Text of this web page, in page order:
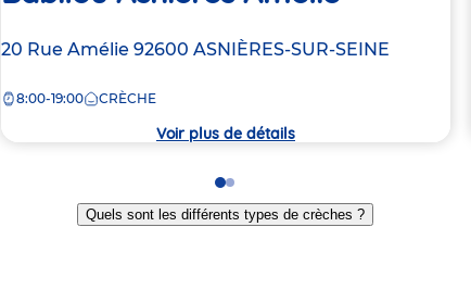
Adresse
la
20 Rue Amélie 92600 ASNIÈRES-SUR-SEINE
8:00-19:00 CRÈCHE
Voir plus de détails
Go
to
slide
Go
to
slide
Quels sont les différents types de crèches ?